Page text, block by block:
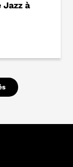
Jazz à